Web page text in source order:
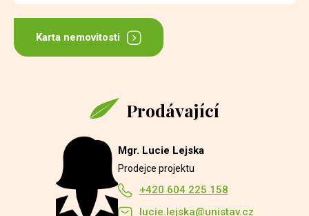
Karta nemovitosti
Prodávající
Mgr. Lucie Lejska
Prodejce projektu
+420 604 225 158
lucie.lejska@unistav.cz